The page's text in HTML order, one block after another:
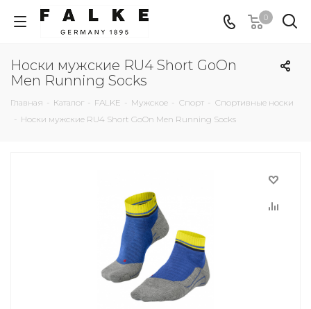
0
Носки мужские RU4 Short GoOn
Men Running Socks
Главная - Каталог - FALKE - Мужское - Спорт - Спортивные носки
- Носки мужские RU4 Short GoOn Men Running Socks